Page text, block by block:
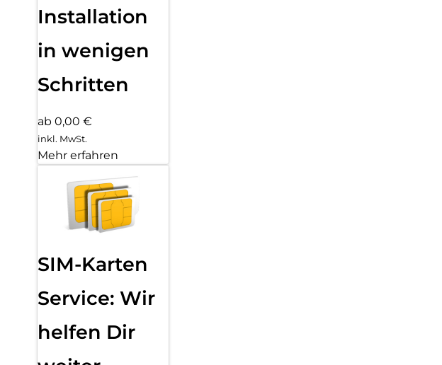
Installation
in wenigen
Schritten
ab 0,00 €
inkl. MwSt.
Mehr erfahren
SIM-Karten
Service: Wir
helfen Dir